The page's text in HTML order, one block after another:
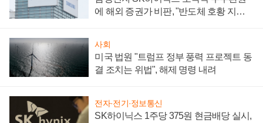
에 해외 증권가 비판, "반도체 호황 지속
사회
미국 법원 "트럼프 정부 풍력 프로젝트 동
결 조치는 위법", 해제 명령 내려
전자·전기·정보통신
SK하이닉스 1주당 375원 현금배당 실시,